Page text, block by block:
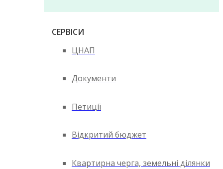
СЕРВІСИ
ЦНАП
Документи
Петиції
Відкритий бюджет
Квартирна черга, земельні ділянки